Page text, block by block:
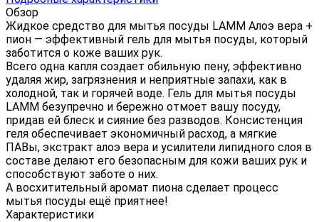
Обзор
Жидкое средство для мытья посуды LAMM Алоэ вера +
пион — эффективный гель для мытья посуды, который
заботится о коже ваших рук.
Всего одна капля создает обильную пену, эффективно
удаляя жир, загрязнения и неприятные запахи, как в
холодной, так и горячей воде. Гель для мытья посуды
LAMM безупречно и бережно отмоет вашу посуду,
придав ей блеск и сияние без разводов. Консистенция
геля обеспечивает экономичный расход, а мягкие
ПАВы, экстракт алоэ вера и усилители липидного слоя в
составе делают его безопасным для кожи ваших рук и
способствуют заботе о них.
А восхитительный аромат пиона сделает процесс
мытья посуды ещё приятнее!
Характеристики